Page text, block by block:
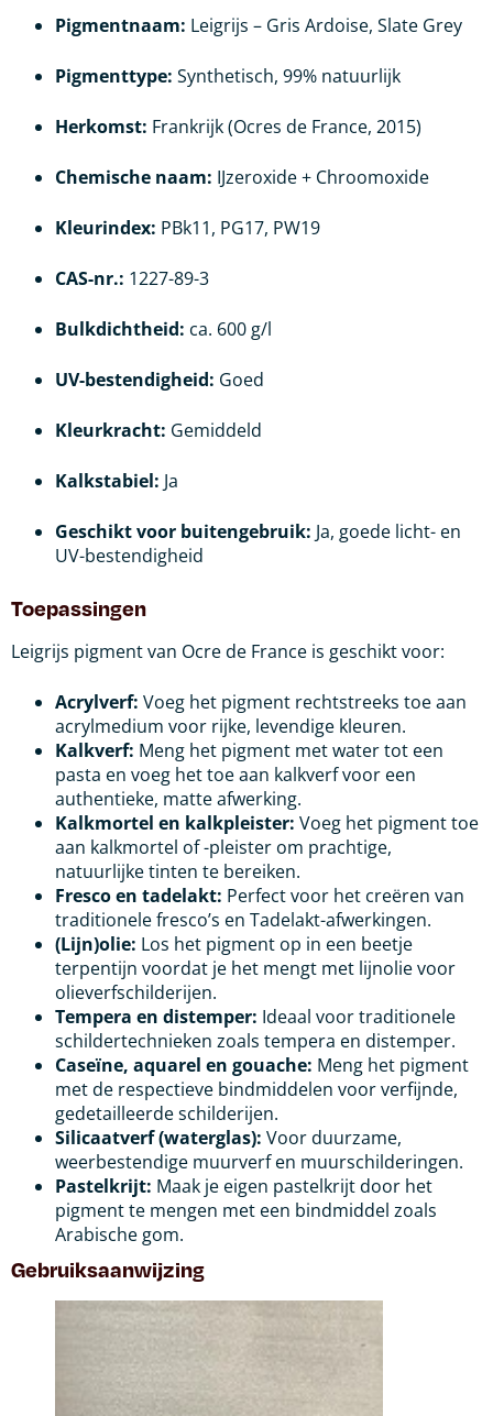
Pigmentnaam: Leigrijs – Gris Ardoise, Slate Grey
Pigmenttype: Synthetisch, 99% natuurlijk
Herkomst: Frankrijk (Ocres de France, 2015)
Chemische naam: IJzeroxide + Chroomoxide
Kleurindex: PBk11, PG17, PW19
CAS-nr.: 1227-89-3
Bulkdichtheid: ca. 600 g/l
UV-bestendigheid: Goed
Kleurkracht: Gemiddeld
Kalkstabiel: Ja
Geschikt voor buitengebruik: Ja, goede licht- en
UV-bestendigheid
Toepassingen
Leigrijs pigment van Ocre de France is geschikt voor:
Acrylverf: Voeg het pigment rechtstreeks toe aan
acrylmedium voor rijke, levendige kleuren.
Kalkverf: Meng het pigment met water tot een
pasta en voeg het toe aan kalkverf voor een
authentieke, matte afwerking.
Kalkmortel en kalkpleister: Voeg het pigment toe
aan kalkmortel of -pleister om prachtige,
natuurlijke tinten te bereiken.
Fresco en tadelakt: Perfect voor het creëren van
traditionele fresco’s en Tadelakt-afwerkingen.
(Lijn)olie: Los het pigment op in een beetje
terpentijn voordat je het mengt met lijnolie voor
olieverfschilderijen.
Tempera en distemper: Ideaal voor traditionele
schildertechnieken zoals tempera en distemper.
Caseïne, aquarel en gouache: Meng het pigment
met de respectieve bindmiddelen voor verfijnde,
gedetailleerde schilderijen.
Silicaatverf (waterglas): Voor duurzame,
weerbestendige muurverf en muurschilderingen.
Pastelkrijt: Maak je eigen pastelkrijt door het
pigment te mengen met een bindmiddel zoals
Arabische gom.
Gebruiksaanwijzing